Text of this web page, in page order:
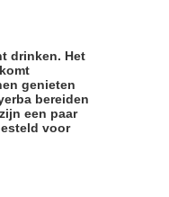
drinken. Het
genieten
bereiden
een paar
voor